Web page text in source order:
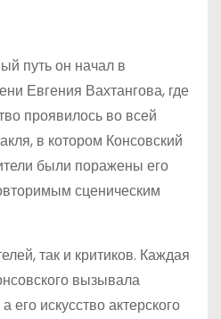
путь он начал в
Евгения Вахтангова, где
проявилось во всей
в котором Консовский
были поражены его
сценическим
так и критиков. Каждая
вызывала
его искусство актерского